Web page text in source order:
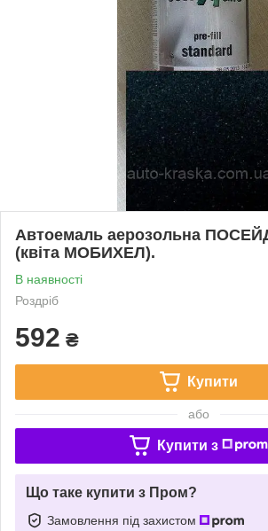
Автоемаль аерозольна
(квіта МОБИХЕЛ).
В наявності
Роздріб
592 ₴
Купити
або
Купити з
Що таке купити з Пром?
Замовлення під захистом